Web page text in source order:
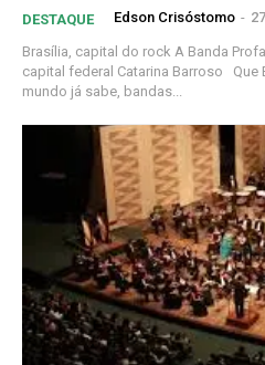
DESTAQUE Edson Crisóstomo -
Brasília, capital do rock A Banda
capital federal Catarina Barroso Que Brasília é a capital do rock todo
mundo já sabe, bandas...